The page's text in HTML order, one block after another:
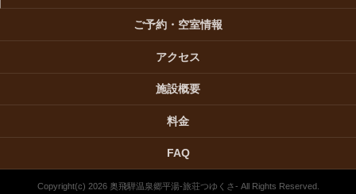
ご予約・空室情報
アクセス
施設概要
料金
FAQ
Copyright(c) 2026 奥飛騨温泉郷平湯-旅荘つゆくさ- All Rights Reserved.